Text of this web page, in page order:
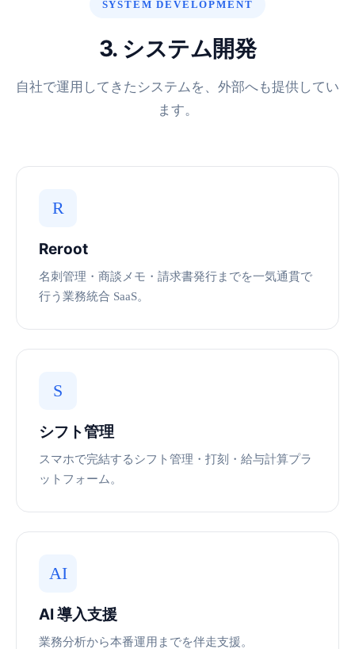
SYSTEM DEVELOPMENT
3. システム開発
自社で運用してきたシステムを、外部へも提供してい
ます。
R
Reroot
名刺管理・商談メモ・請求書発行までを一気通貫で
行う業務統合 SaaS。
S
シフト管理
スマホで完結するシフト管理・打刻・給与計算プラ
ットフォーム。
AI
AI 導入支援
業務分析から本番運用までを伴走支援。